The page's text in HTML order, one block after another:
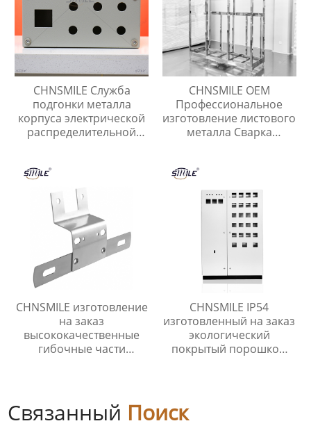
CHNSMILE Служба
подгонки металла
корпуса электрической
распределительной
CHNSMILE OEM
Профессиональное
изготовление листового
металла Сварка
по изготовлению
листового металла
CHNSMILE изготовление
на заказ
высококачественные
гибочные части
CHNSMILE IP54
изготовленный на заказ
экологический
покрытый порошком
Связанный Поиск